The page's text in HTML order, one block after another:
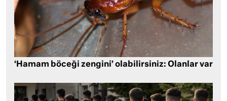
‘Hamam böceği zengini’ olabilirsiniz: Olanlar var